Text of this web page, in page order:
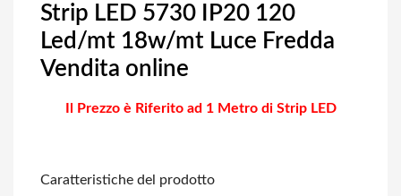
Strip LED 5730 IP20 120
Led/mt 18w/mt Luce Fredda
Vendita online
Il Prezzo è Riferito ad 1 Metro di Strip LED
Caratteristiche del prodotto